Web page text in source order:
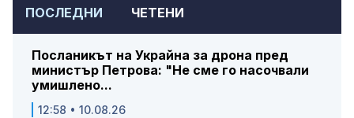
ПОСЛЕДНИ ЧЕТЕНИ
Посланикът на Украйна за дрона пред
министър Петрова: "Не сме го насочвали
умишлено...
12:58 • 10.08.26